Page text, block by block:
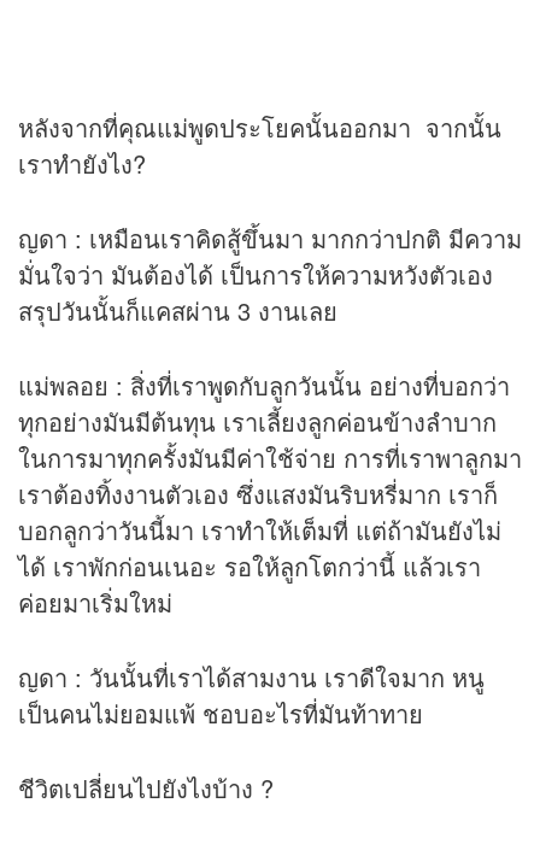
หลังจากที่คุณแม่พูดประโยคนั้นออกมา จากนั้น
เราทำยังไง?
ญดา : เหมือนเราคิดสู้ขึ้นมา มากกว่าปกติ มีความ
มั่นใจว่า มันต้องได้ เป็นการให้ความหวังตัวเอง
สรุปวันนั้นก็แคสผ่าน 3 งานเลย
แม่พลอย : สิ่งที่เราพูดกับลูกวันนั้น อย่างที่บอกว่า
ทุกอย่างมันมีต้นทุน เราเลี้ยงลูกค่อนข้างลำบาก
ในการมาทุกครั้งมันมีค่าใช้จ่าย การที่เราพาลูกมา
เราต้องทิ้งงานตัวเอง ซึ่งแสงมันริบหรี่มาก เราก็
บอกลูกว่าวันนี้มา เราทำให้เต็มที่ แต่ถ้ามันยังไม่
ได้ เราพักก่อนเนอะ รอให้ลูกโตกว่านี้ แล้วเรา
ค่อยมาเริ่มใหม่
ญดา : วันนั้นที่เราได้สามงาน เราดีใจมาก หนู
เป็นคนไม่ยอมแพ้ ชอบอะไรที่มันท้าทาย
ชีวิตเปลี่ยนไปยังไงบ้าง ?